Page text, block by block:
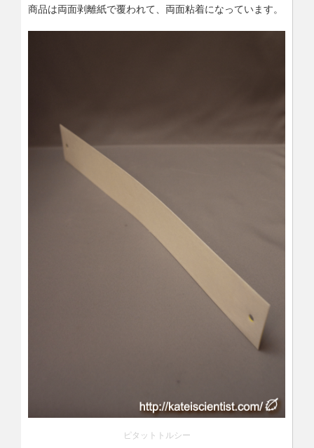
商品は両面剥離紙で覆われて、両面粘着になっています。
ピタットトルシー